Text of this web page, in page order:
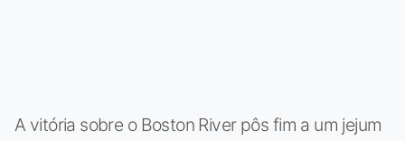
A vitória sobre o Boston River pôs fim a um jejum